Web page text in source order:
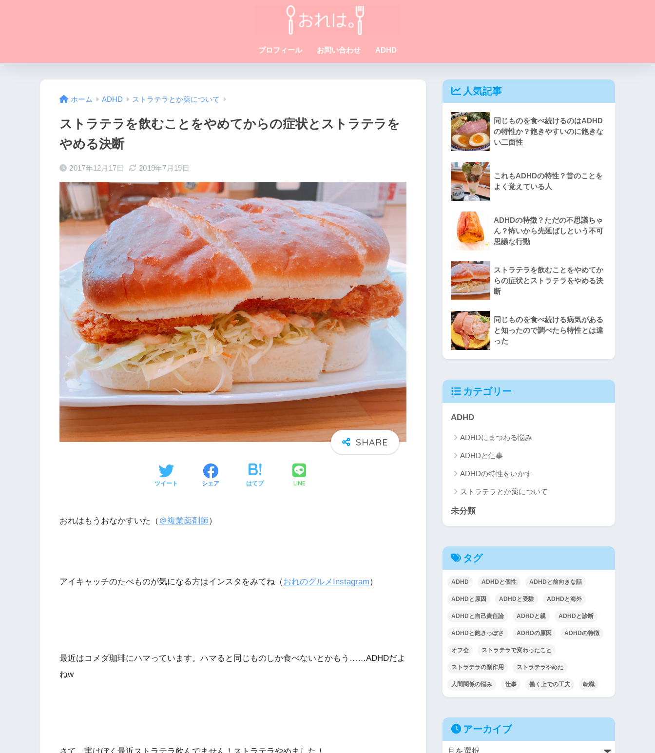
プロフィール お問い合わせ ADHD
ホーム ADHD ストラテラとか薬について
ストラテラを飲むことをやめてからの症状とストラテラを
やめる決断
2017年12月17日 2019年7月19日
ツイート シェア はてブ LINE
おれはもうおなかすいた（ ＠複業薬剤師）
アイキャッチのたべものが気になる方はインスタをみてね（おれのグルメInstagram）
最近はコメダ珈琲にハマっています。ハマると同じものしか食べないとかもう……ADHDだよ
ねw
人気記事
同じものを食べ続けるのはADHD
の特性か？飽きやすいのに飽きな
い二面性
これもADHDの特性？昔のことを
よく覚えている人
ADHDの特徴？ただの不思議ちゃ
ん？怖いから先延ばしという不可
思議な行動
ストラテラを飲むことをやめてか
らの症状とストラテラをやめる決
断
同じものを食べ続ける病気がある
と知ったので調べたら特性とは違
った
カテゴリー
ADHD
ADHDにまつわる悩み
ADHDと仕事
ADHDの特性をいかす
ストラテラとか薬について
未分類
タグ
ADHD ADHDと個性 ADHDと前向きな話
ADHDと原因 ADHDと受験 ADHDと海外
ADHDと自己責任論 ADHDと親 ADHDと診断
ADHDと飽きっぽさ ADHDの原因 ADHDの特徴
オフ会 ストラテラで変わったこと
ストラテラの副作用 ストラテラやめた
人間関係の悩み 仕事 働く上での工夫 転職
アーカイブ